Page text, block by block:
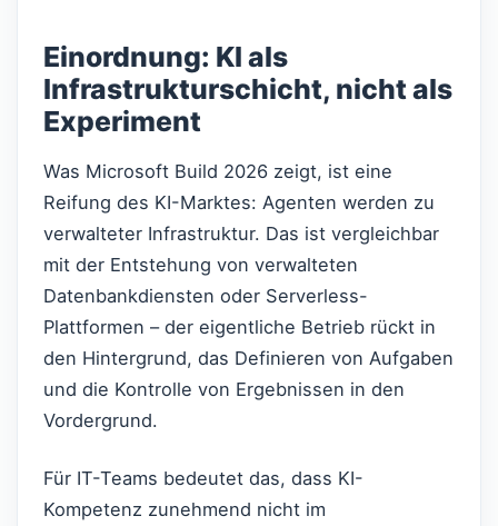
Einordnung: KI als
Infrastrukturschicht, nicht als
Experiment
Was Microsoft Build 2026 zeigt, ist eine
Reifung des KI-Marktes: Agenten werden zu
verwalteter Infrastruktur. Das ist vergleichbar
mit der Entstehung von verwalteten
Datenbankdiensten oder Serverless-
Plattformen – der eigentliche Betrieb rückt in
den Hintergrund, das Definieren von Aufgaben
und die Kontrolle von Ergebnissen in den
Vordergrund.
Für IT-Teams bedeutet das, dass KI-
Kompetenz zunehmend nicht im